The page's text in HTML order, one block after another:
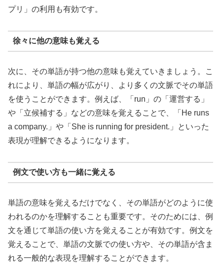
プリ」の利用も有効です。
徐々に他の意味も覚える
次に、その単語が持つ他の意味も覚えていきましょう。こ
れにより、単語の幅が広がり、より多くの文脈でその単語
を使うことができます。例えば、「run」の「運営する」
や「立候補する」などの意味を覚えることで、「He runs
a company.」や「She is running for president.」といった
表現が理解できるようになります。
例文で使い方も一緒に覚える
単語の意味を覚えるだけでなく、その単語がどのように使
われるのかを理解することも重要です。そのためには、例
文を通じて単語の使い方を覚えることが有効です。例文を
覚えることで、単語の文脈での使い方や、その単語が含ま
れる一般的な表現を理解することができます。